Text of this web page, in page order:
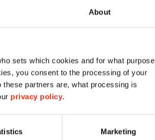
About
sets which cookies and for what purpose
you consent to the processing of your
partners are, what processing is
privacy policy.
Marketing